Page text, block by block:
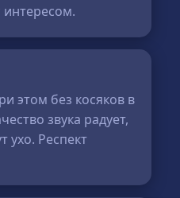
интересом.
этом без косяков в
звука радует,
ухо. Респект